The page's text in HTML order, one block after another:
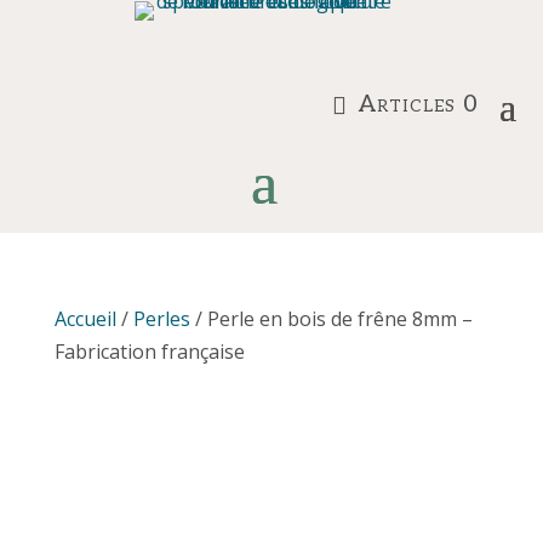
Articles 0
Accueil / Perles / Perle en bois de frêne 8mm –
Fabrication française